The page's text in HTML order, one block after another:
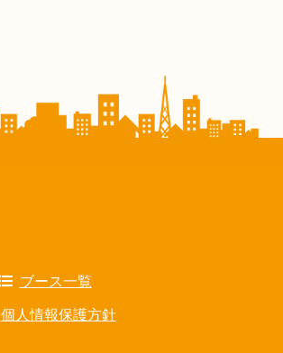
ブース一覧
個人情報保護方針